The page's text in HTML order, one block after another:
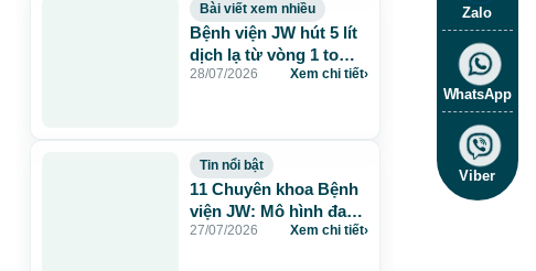
Bài viết xem nhiều
Bệnh viện JW hút 5 lít
dịch lạ từ vòng 1 to
115cm do tiêm mỡ
28/07/2026 Xem chi tiết›
Tin nổi bật
11 Chuyên khoa Bệnh
viện JW: Mô hình đa
khoa chuẩn Hàn chăm
27/07/2026 Xem chi tiết›
Zalo
WhatsApp
Viber